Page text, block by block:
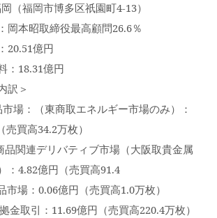
（福岡市博多区祇園町4-13）
岡本昭取締役最高顧問26.6％
20.51億円
：18.31億円
訳＞
市場：（東商取エネルギー市場のみ）：
売買高34.2万枚）
品関連デリバティブ市場（大阪取貴金属
：4.82億円（売買高91.4
市場：0.06億円（売買高1.0万枚）
金取引：11.69億円（売買高220.4万枚）